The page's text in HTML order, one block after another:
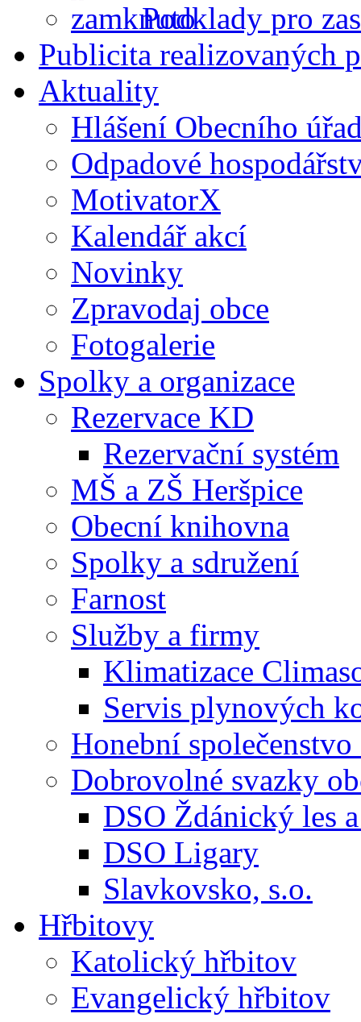
Podklady pro
Publicita realizovaných
Aktuality
Hlášení Obecního
Odpadové
MotivatorX
Kalendář akcí
Novinky
Zpravodaj obce
Fotogalerie
Spolky a organizace
Rezervace KD
Rezervační systém
MŠ a ZŠ Heršpice
Obecní knihovna
Spolky a sdružení
Farnost
Služby a firmy
Klimatizace
Servis plynových
Honební společenstvo
Dobrovolné svazky
DSO Ždánický les
DSO Ligary
Slavkovsko, s.o.
Hřbitovy
Katolický hřbitov
Evangelický hřbitov